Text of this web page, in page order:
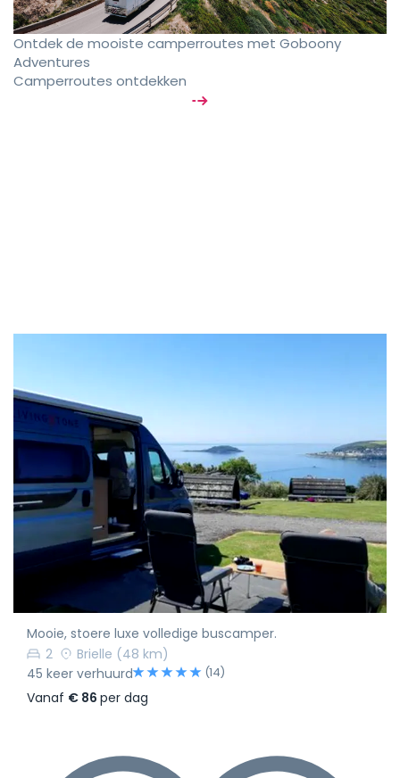
Ontdek de mooiste camperroutes met Goboony
Adventures
Camperroutes ontdekken
Mooie, stoere luxe volledige buscamper.
2
Brielle (48 km)
45 keer verhuurd
(14)
Vanaf € 86 per dag